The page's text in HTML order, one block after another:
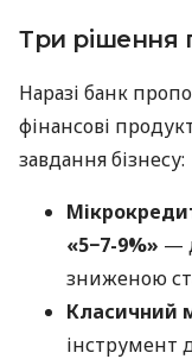
Три рішення
Наразі банк
фінансові
завдання бізнесу:
«5−7-9%» —
зниженою
Класичний
інструмент